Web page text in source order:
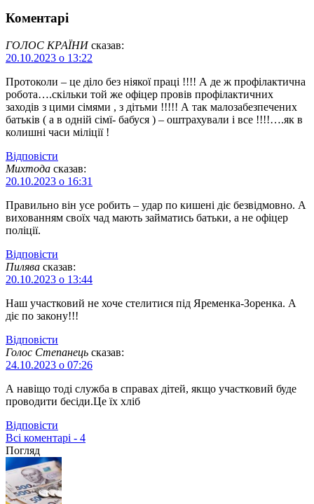
Коментарі
ГОЛОС КРАЇНИ сказав:
20.10.2023 о 13:22
Протоколи – це діло без ніякої праці !!!! А де ж профілактична
робота….скільки той же офіцер провів профілактичних
заходів з цими сімями , з дітьми !!!!! А так малозабезпечених
батьків ( а в одній сімї- бабуся ) – оштрахували і все !!!!….як в
колишні часи міліції !
Відповіcти
Михтода сказав:
20.10.2023 о 16:31
Правильно він усе робить – удар по кишені діє безвідмовно. А
вихованням своїх чад мають займатись батьки, а не офіцер
поліції.
Відповіcти
Пилява сказав:
20.10.2023 о 13:44
Наш участковий не хоче стелитися під Яременка-Зоренка. А
діє по закону!!!
Відповіcти
Голос Степанець сказав:
24.10.2023 о 07:26
А навіщо тоді служба в справах дітей, якщо участковий буде
проводити бесіди.Це їх хліб
Відповіcти
Всі коментарі - 4
Погляд